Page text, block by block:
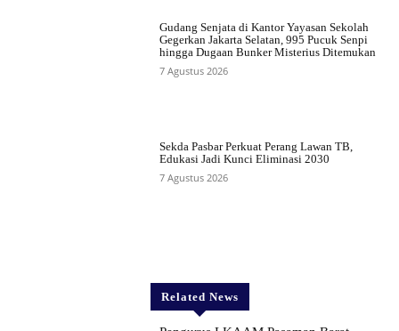
Gudang Senjata di Kantor Yayasan Sekolah
Gegerkan Jakarta Selatan, 995 Pucuk Senpi
hingga Dugaan Bunker Misterius Ditemukan
7 Agustus 2026
Sekda Pasbar Perkuat Perang Lawan TB,
Edukasi Jadi Kunci Eliminasi 2030
7 Agustus 2026
Related News